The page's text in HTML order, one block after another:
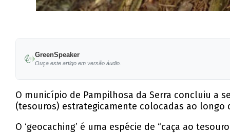
GreenSpeaker
Ouça este artigo em versão áudio.
O município de Pampilhosa da Serra concluiu a
(tesouros) estrategicamente colocadas ao
O ‘geocaching’ é uma espécie de “caça ao